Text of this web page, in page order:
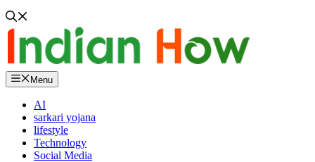
Menu
AI
sarkari yojana
lifestyle
Technology
Social Media